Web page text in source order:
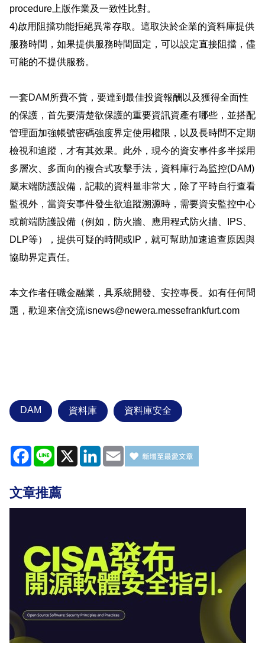
procedure上版作業及一致性比對。
4)啟用阻擋功能拒絕異常存取。這取決於企業的資料庫提供
服務時間，如果提供服務時間固定，可以設定直接阻擋，儘
可能的不提供服務。
一套DAM所費不貲，要達到最佳投資報酬以及獲得全面性
的保護，首先要清楚欲保護的重要資訊資產有哪些，並搭配
管理面加強帳號密碼強度界定使用權限，以及長時間不定期
檢視和追蹤，才有其效果。此外，現今的資安事件多半採用
多層次、多面向的複合式攻擊手法，資料庫行為監控(DAM)
屬末端防護設備，記載的資料量非常大，除了平時自行查看
監視外，當資安事件發生欲追蹤溯源時，需要資安監控中心
或前端防護設備（例如，防火牆、應用程式防火牆、IPS、
DLP等），提供可疑的時間或IP，就可幫助加速追查原因與
協助界定責任。
本文作者任職金融業，具系統開發、安控專長。如有任何問
題，歡迎來信交流isnews@newera.messefrankfurt.com
DAM 資料庫 資料庫安全
Facebook
Line X LinkedIn
Email
文章推薦